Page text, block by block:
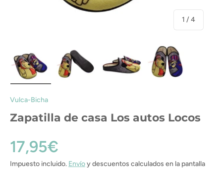
1 /de
4
Cargar imagen 1 en la vista de galería
Cargar imagen 2 en la vista de galería
Cargar imagen 3 en la vista de
Cargar imagen 4 en
Vulca-Bicha
Zapatilla de casa Los autos Locos
17,95€
Impuesto incluido. Envíoy descuentos calculados en la pantalla